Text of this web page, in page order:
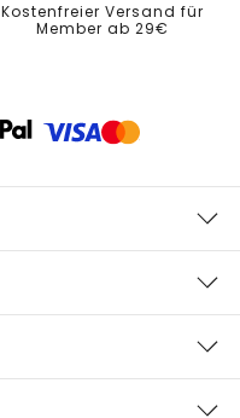
Kostenfreier Versand für
Member ab 29€